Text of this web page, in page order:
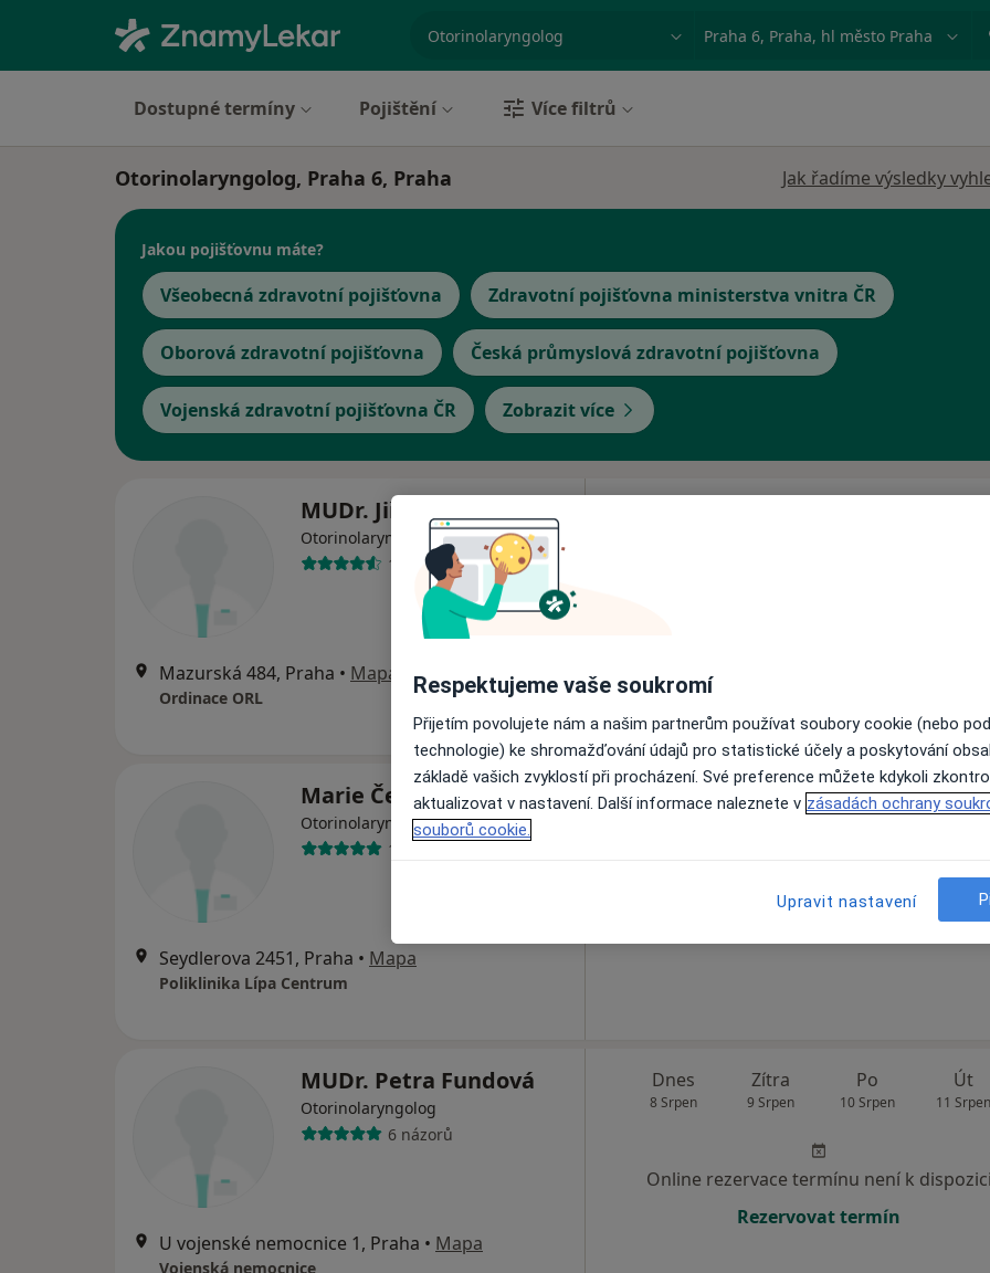
Město nebo region
Dostupné termíny Pojištění Více filtrů
Otorinolaryngolog, Praha 6, Praha Jak řadíme výsledky
Jakou pojišťovnu máte?
Všeobecná zdravotní pojišťovna Zdravotní pojišťovna ministerstva vnitra ČR
Oborová zdravotní pojišťovna Česká průmyslová zdravotní pojišťovna
Vojenská zdravotní pojišťovna ČR Zobrazit více
MUDr. Jiří Chmel
Otorinolaryngolog
13 názorů
Mazurská 484, Praha • Mapa
Ordinace ORL
Marie Černá
Otorinolaryngolog
10 názorů
Seydlerova 2451, Praha • Mapa
Poliklinika Lípa Centrum
Dnes Zítra Po
10 Srpen
Út
11
Online rezervace termínu není k
MUDr. Petra Fundová
Otorinolaryngolog
6 názorů
U vojenské nemocnice 1, Praha • Mapa
Vojenská nemocnice
Dnes
8 Srpen
Zítra
9 Srpen
Po
10 Srpen
Út
11 Srpen
Online rezervace termínu není k dispozici
Rezervovat termín
Respektujeme vaše soukromí
Přijetím povolujete nám a našim partnerům používat soubory cookie (nebo
technologie) ke shromažďování údajů pro statistické účely a poskytování
základě vašich zvyklostí při procházení. Své preference můžete kdykoli
aktualizovat v nastavení. Další informace naleznete v zásadách ochrany
souborů cookie.
Upravit nastavení